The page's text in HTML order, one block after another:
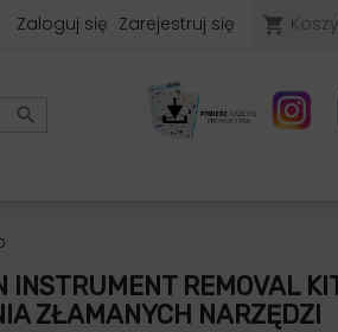
Zaloguj się Zarejestruj się shopping_cart

INSTRUMENT REMOVAL
ZŁAMANYCH NARZĘDZI